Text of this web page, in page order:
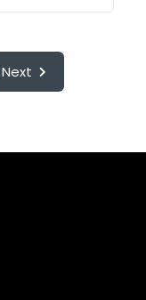
Next